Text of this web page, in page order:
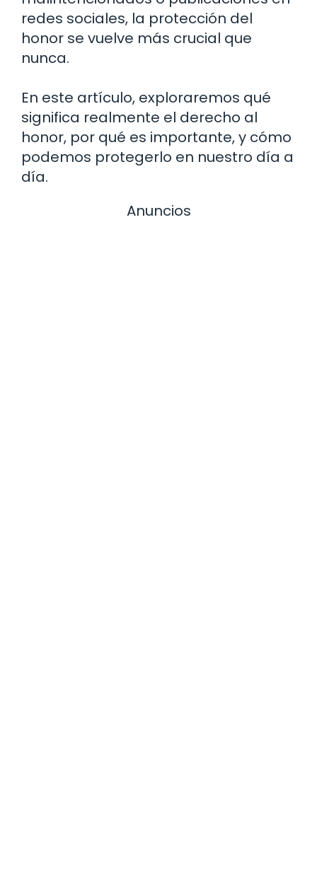
redes sociales, la protección del
honor se vuelve más crucial que
nunca.
En este artículo, exploraremos qué
significa realmente el derecho al
honor, por qué es importante, y cómo
podemos protegerlo en nuestro día a
día.
Anuncios